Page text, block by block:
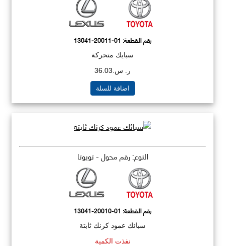
رقم القطعة: 13041-20011-01
سبايك متحركة
ر. س.36.03
اضافة للسلة
النوع: رقم محول - تويوتا
رقم القطعة: 13041-20010-01
سبائك عمود كرنك ثابتة
نفذت الكمية